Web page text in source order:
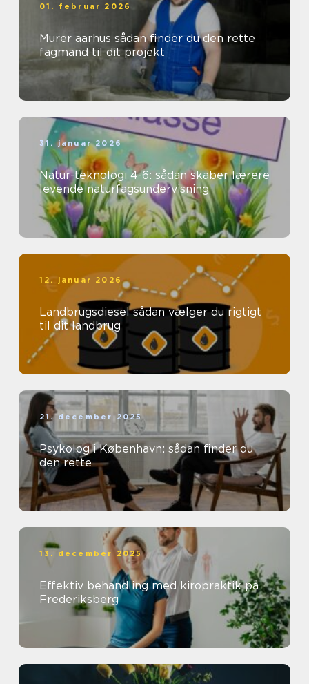
01. februar 2026
Murer aarhus sådan finder du den rette
fagmand til dit projekt
31. januar 2026
Natur-teknologi 4-6: sådan skaber lærere
levende naturfagsundervisning
12. januar 2026
Landbrugsdiesel sådan vælger du rigtigt
til dit landbrug
21. december 2025
Psykolog i København: sådan finder du
den rette
13. december 2025
Effektiv behandling med kiropraktik på
Frederiksberg